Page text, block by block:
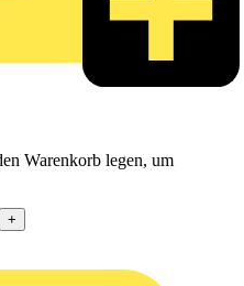
Warenkorb legen, um
+